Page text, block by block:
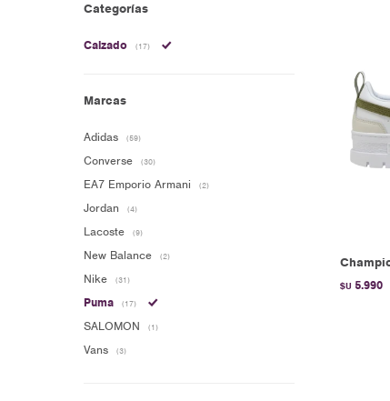
$U 5.990
Categorías
Calzado (17)
Marcas
Adidas (59)
Converse (30)
EA7 Emporio Armani (2)
Jordan (4)
Lacoste (9)
New Balance (2)
Nike (31)
Puma (17)
SALOMON (1)
Vans (3)